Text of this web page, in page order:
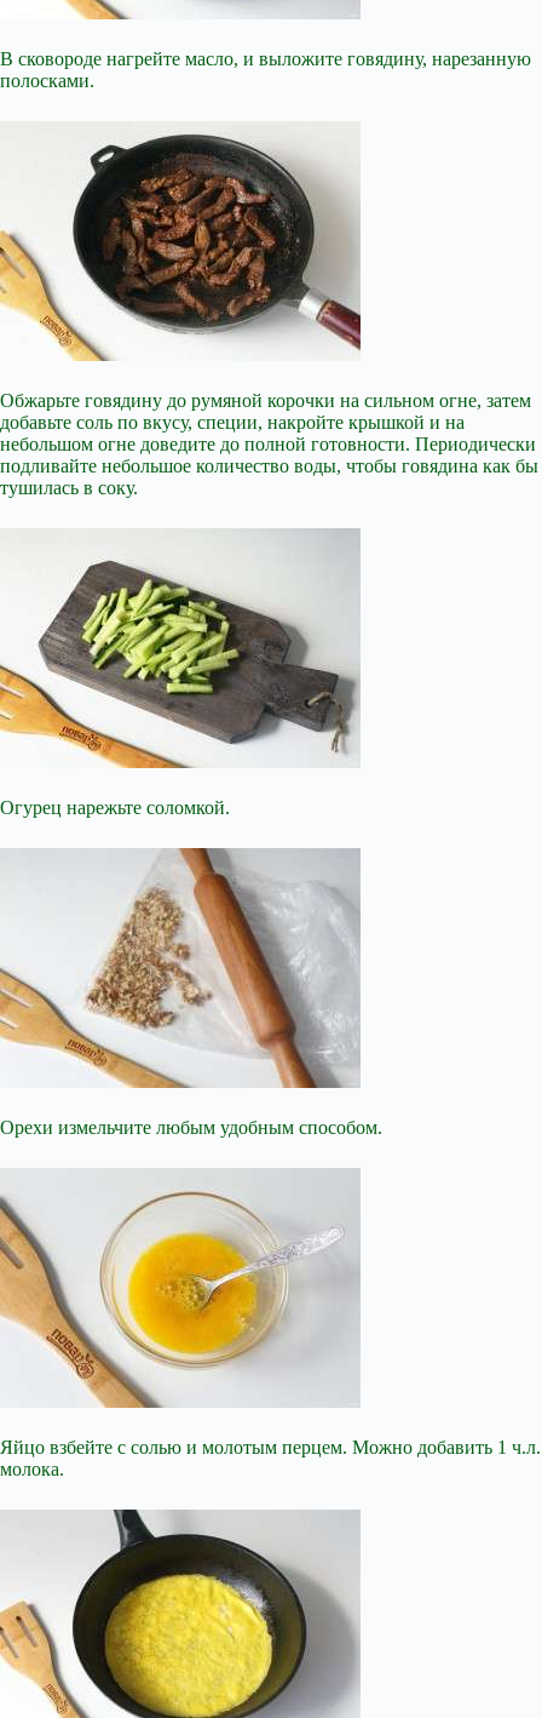
В сковороде нагрейте масло, и выложите говядину, нарезанную
полосками.
Обжарьте говядину до румяной корочки на сильном огне, затем
добавьте соль по вкусу, специи, накройте крышкой и на
небольшом огне доведите до полной готовности. Периодически
подливайте небольшое количество воды, чтобы говядина как бы
тушилась в соку.
Огурец нарежьте соломкой.
Орехи измельчите любым удобным способом.
Яйцо взбейте с солью и молотым перцем. Можно добавить 1 ч.л.
молока.